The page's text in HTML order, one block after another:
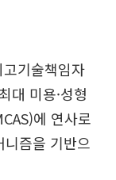
기술책임자
대 미용·성형
에 연사로
즘을 기반으